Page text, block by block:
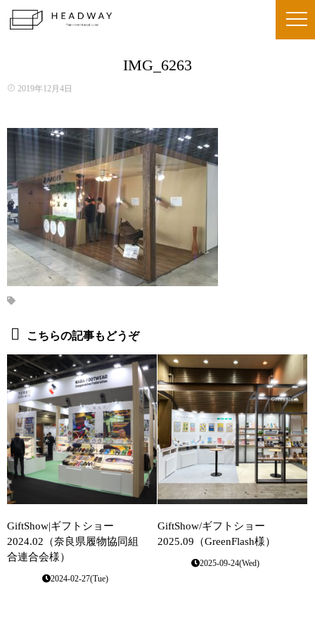
IMG_6263
2019年12月4日
こちらの記事もどうぞ
GiftShow|ギフトショー
2024.02（奈良県履物協同組
合連合会様）
2024-02-27(Tue)
GiftShow/ギフトショー
2025.09（GreenFlash様）
2025-09-24(Wed)